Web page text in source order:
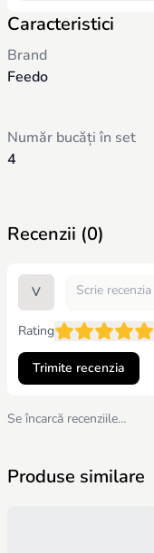
Caracteristici
Brand
Feedo
Număr bucăți în set
4
Recenzii (0)
V
Rating
Trimite recenzia
Se încarcă recenziile…
Produse similare